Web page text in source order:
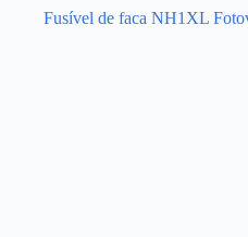
Fusível de faca NH1XL